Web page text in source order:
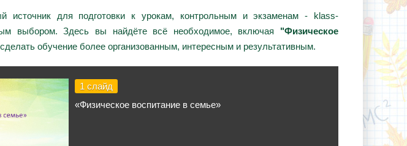
источник для подготовки к урокам, контрольным и экзаменам - klass-
выбором. Здесь вы найдёте всё необходимое, включая "Физическое
обучение более организованным, интересным и результативным.
1 слайд
«Физическое воспитание в семье»